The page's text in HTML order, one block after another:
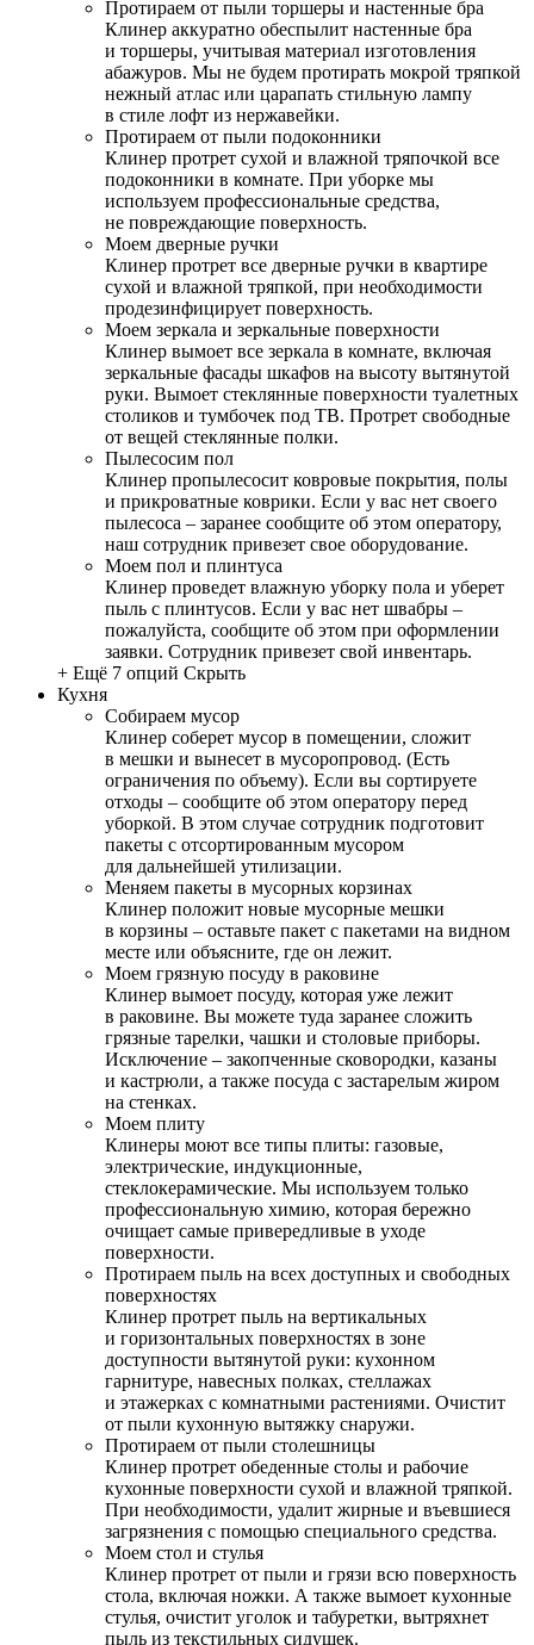
Протираем от пыли торшеры и настенные бра
Клинер аккуратно обеспылит настенные бра
и торшеры, учитывая материал изготовления
абажуров. Мы не будем протирать мокрой тряпкой
нежный атлас или царапать стильную лампу
в стиле лофт из нержавейки.
Протираем от пыли подоконники
Клинер протрет сухой и влажной тряпочкой все
подоконники в комнате. При уборке мы
используем профессиональные средства,
не повреждающие поверхность.
Моем дверные ручки
Клинер протрет все дверные ручки в квартире
сухой и влажной тряпкой, при необходимости
продезинфицирует поверхность.
Моем зеркала и зеркальные поверхности
Клинер вымоет все зеркала в комнате, включая
зеркальные фасады шкафов на высоту вытянутой
руки. Вымоет стеклянные поверхности туалетных
столиков и тумбочек под ТВ. Протрет свободные
от вещей стеклянные полки.
Пылесосим пол
Клинер пропылесосит ковровые покрытия, полы
и прикроватные коврики. Если у вас нет своего
пылесоса – заранее сообщите об этом оператору,
наш сотрудник привезет свое оборудование.
Моем пол и плинтуса
Клинер проведет влажную уборку пола и уберет
пыль с плинтусов. Если у вас нет швабры –
пожалуйста, сообщите об этом при оформлении
заявки. Сотрудник привезет свой инвентарь.
+ Ещё 7 опций Скрыть
Кухня
Собираем мусор
Клинер соберет мусор в помещении, сложит
в мешки и вынесет в мусоропровод. (Есть
ограничения по объему). Если вы сортируете
отходы – сообщите об этом оператору перед
уборкой. В этом случае сотрудник подготовит
пакеты с отсортированным мусором
для дальнейшей утилизации.
Меняем пакеты в мусорных корзинах
Клинер положит новые мусорные мешки
в корзины – оставьте пакет с пакетами на видном
месте или объясните, где он лежит.
Моем грязную посуду в раковине
Клинер вымоет посуду, которая уже лежит
в раковине. Вы можете туда заранее сложить
грязные тарелки, чашки и столовые приборы.
Исключение – закопченные сковородки, казаны
и кастрюли, а также посуда с застарелым жиром
на стенках.
Моем плиту
Клинеры моют все типы плиты: газовые,
электрические, индукционные,
стеклокерамические. Мы используем только
профессиональную химию, которая бережно
очищает самые привередливые в уходе
поверхности.
Протираем пыль на всех доступных и свободных
поверхностях
Клинер протрет пыль на вертикальных
и горизонтальных поверхностях в зоне
доступности вытянутой руки: кухонном
гарнитуре, навесных полках, стеллажах
и этажерках с комнатными растениями. Очистит
от пыли кухонную вытяжку снаружи.
Протираем от пыли столешницы
Клинер протрет обеденные столы и рабочие
кухонные поверхности сухой и влажной тряпкой.
При необходимости, удалит жирные и въевшиеся
загрязнения с помощью специального средства.
Моем стол и стулья
Клинер протрет от пыли и грязи всю поверхность
стола, включая ножки. А также вымоет кухонные
стулья, очистит уголок и табуретки, вытряхнет
пыль из текстильных сидушек.